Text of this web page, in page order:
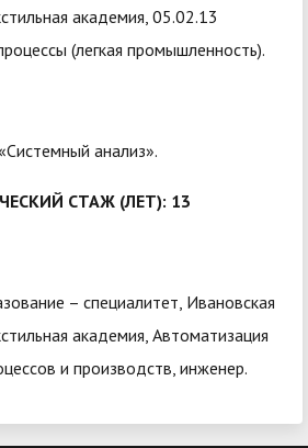
академия, 05.02.13
(легкая промышленность).
анализ».
СТАЖ (ЛЕТ): 13
– специалитет, Ивановская
академия, Автоматизация
и производств, инженер.